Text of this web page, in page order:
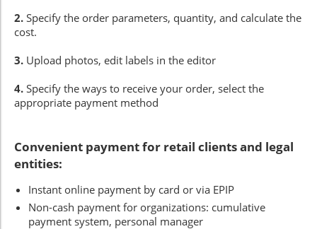
2. Specify the order parameters, quantity, and calculate the
cost.
3. Upload photos, edit labels in the editor
4. Specify the ways to receive your order, select the
appropriate payment method
Convenient payment for retail clients and legal
entities:
Instant online payment by card or via EPIP
Non-cash payment for organizations: cumulative
payment system, personal manager